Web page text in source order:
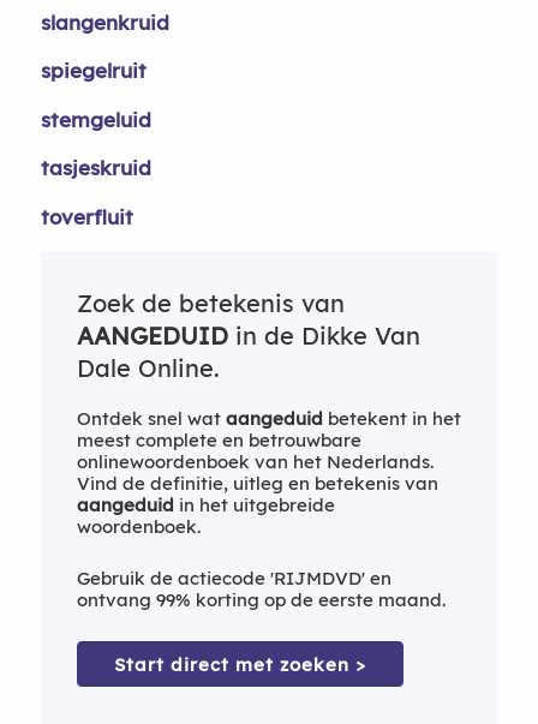
slangenkruid
spiegelruit
stemgeluid
tasjeskruid
toverfluit
Zoek de betekenis van
AANGEDUIDin de Dikke Van
Dale Online.
Ontdek snel wat aangeduid betekent in het
meest complete en betrouwbare
onlinewoordenboek van het Nederlands.
Vind de definitie, uitleg en betekenis van
aangeduid in het uitgebreide
woordenboek.
Gebruik de actiecode 'RIJMDVD' en
ontvang 99% korting op de eerste maand.
Start direct met zoeken >